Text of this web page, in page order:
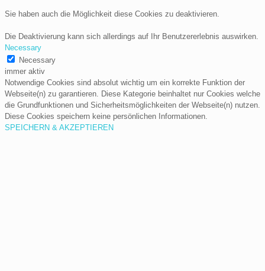
Sie haben auch die Möglichkeit diese Cookies zu deaktivieren.
Die Deaktivierung kann sich allerdings auf Ihr Benutzererlebnis auswirken.
Necessary
Necessary
immer aktiv
Notwendige Cookies sind absolut wichtig um ein korrekte Funktion der
Webseite(n) zu garantieren. Diese Kategorie beinhaltet nur Cookies welche
die Grundfunktionen und Sicherheitsmöglichkeiten der Webseite(n) nutzen.
Diese Cookies speichern keine persönlichen Informationen.
SPEICHERN & AKZEPTIEREN